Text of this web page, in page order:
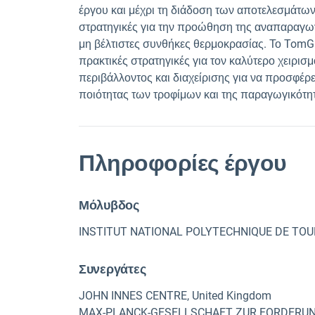
έργου και μέχρι τη διάδοση των
στρατηγικές για την προώθηση της
μη βέλτιστες συνθήκες θερμοκρασίας. Το
πρακτικές στρατηγικές για τον καλύτερο
περιβάλλοντος και διαχείρισης για να
ποιότητας των τροφίμων και της
Πληροφορίες έργου
Μόλυβδος
INSTITUT NATIONAL POLYTECHNIQUE DE
Συνεργάτες
JOHN INNES CENTRE, United Kingdom